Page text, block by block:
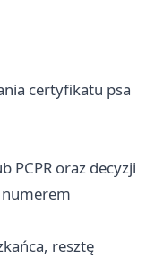
certyfikatu psa
PCPR oraz decyzji
resztę